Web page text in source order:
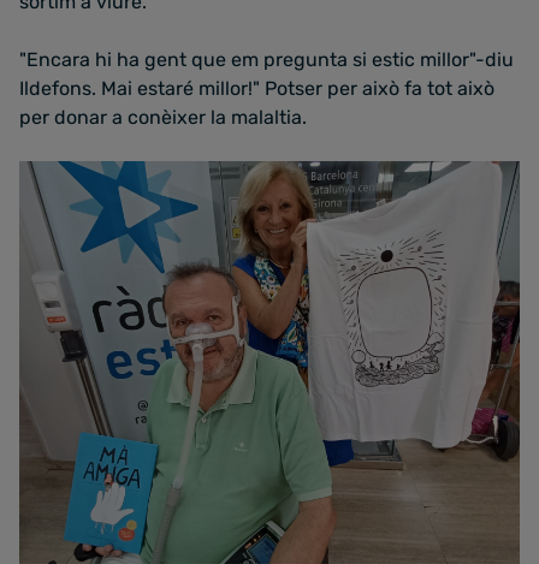
"Encara hi ha gent que em pregunta si estic millor"-diu
Ildefons. Mai estaré millor!" Potser per això fa tot això
per donar a conèixer la malaltia.